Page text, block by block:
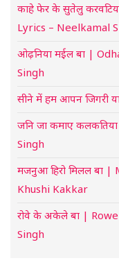
काहे फेर के सुतेलु
Lyrics – Neelkamal
ओढ़निया मईल बा |
Singh
सीने में हम आपन जिगरी
जनि जा कमाए
Singh
मजनुआ हिरो मिलल बा |
Khushi Kakkar
रोवे के अकेले बा |
Singh